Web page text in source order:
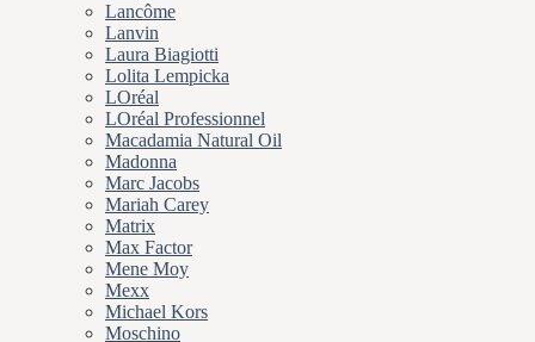
Lancôme
Lanvin
Laura Biagiotti
Lolita Lempicka
LOréal
LOréal Professionnel
Macadamia Natural Oil
Madonna
Marc Jacobs
Mariah Carey
Matrix
Max Factor
Mene Moy
Mexx
Michael Kors
Moschino